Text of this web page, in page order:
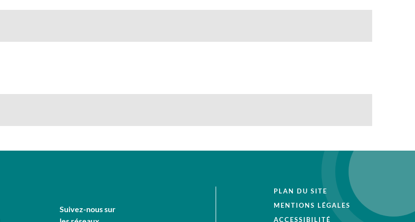
Suivez-nous sur
PLAN DU SITE
MENTIONS LÉGALES
ACCESSIBILITÉ